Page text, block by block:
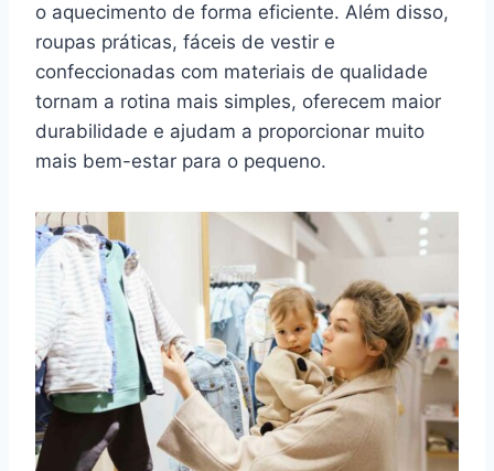
o aquecimento de forma eficiente. Além disso,
roupas práticas, fáceis de vestir e
confeccionadas com materiais de qualidade
tornam a rotina mais simples, oferecem maior
durabilidade e ajudam a proporcionar muito
mais bem-estar para o pequeno.